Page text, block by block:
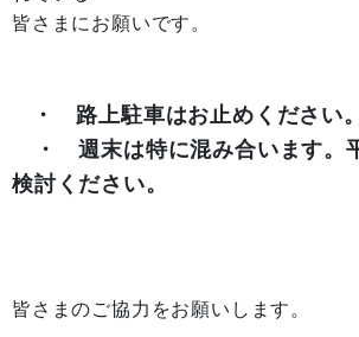
皆さまにお願いです。
・ 路上駐車はお止めください。
・ 週末は特に混み合います。
検討ください。
皆さまのご協力をお願いします。